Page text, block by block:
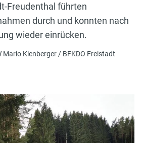
Freudenthal führten
durch und konnten nach
wieder einrücken.
Mario Kienberger / BFKDO Freistadt